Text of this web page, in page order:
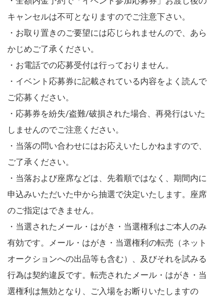
キャンセルは不可となりますのでご注意下さい。
・お取り置きのご要望には応じられませんので、あら
かじめご了承ください。
・お電話での応募受付は行っておりません。
・イベント応募券に記載されている内容をよく読んで
ご応募ください。
・応募券を紛失/盗難/破損された場合、再発行はいた
しませんのでご注意ください。
・当落の問い合わせにはお応えいたしかねますので、
ご了承ください。
・当落および座席などは、先着順ではなく、期間内に
申込みいただいた中から抽選で決定いたします。座席
のご指定はできません。
・当選されたメール・はがき・当選権利はご本人のみ
有効です。メール・はがき・当選権利の転売（ネット
オークションへの出品等も含む）、及びそれを試みる
行為は契約違反です。転売されたメール・はがき・当
選権利は無効となり、ご入場をお断りいたしますの